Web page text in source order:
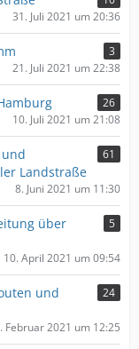
31. Juli 2021 um 20:36
3
21. Juli 2021 um 22:38
26
10. Juli 2021 um 21:08
Landstraße
61
8. Juni 2021 um 11:30
über
5
10. April 2021 um 09:54
und
24
Februar 2021 um 12:25